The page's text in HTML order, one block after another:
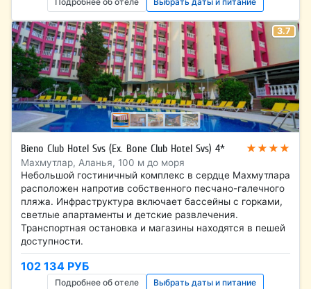
3.7
Bieno Club Hotel Svs (Ex. Bone Club Hotel Svs) 4* ★★★★
Махмутлар, Аланья, 100 м до моря
Небольшой гостиничный комплекс в сердце Махмутлара
расположен напротив собственного песчано-галечного
пляжа. Инфраструктура включает бассейны с горками,
светлые апартаменты и детские развлечения.
Транспортная остановка и магазины находятся в пешей
доступности.
102 134 РУБ
Подробнее об отеле Выбрать даты и питание